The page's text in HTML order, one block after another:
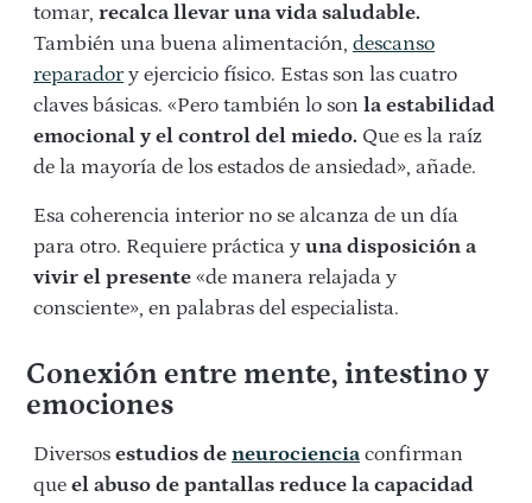
tomar, recalca llevar una vida saludable.
También una buena alimentación, descanso
reparadory ejercicio físico. Estas son las cuatro
claves básicas. «Pero también lo son la estabilidad
emocional y el control del miedo. Que es la raíz
de la mayoría de los estados de ansiedad», añade.
Esa coherencia interior no se alcanza de un día
para otro. Requiere práctica y una disposición a
vivir el presente «de manera relajada y
consciente», en palabras del especialista.
Conexión entre mente, intestino y
emociones
Diversos estudios de neurociencia confirman
que el abuso de pantallas reduce la capacidad